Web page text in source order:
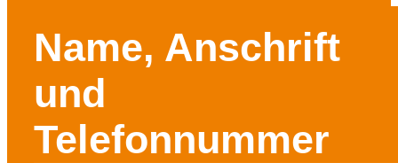
Name, Anschrift
und
Telefonnummer